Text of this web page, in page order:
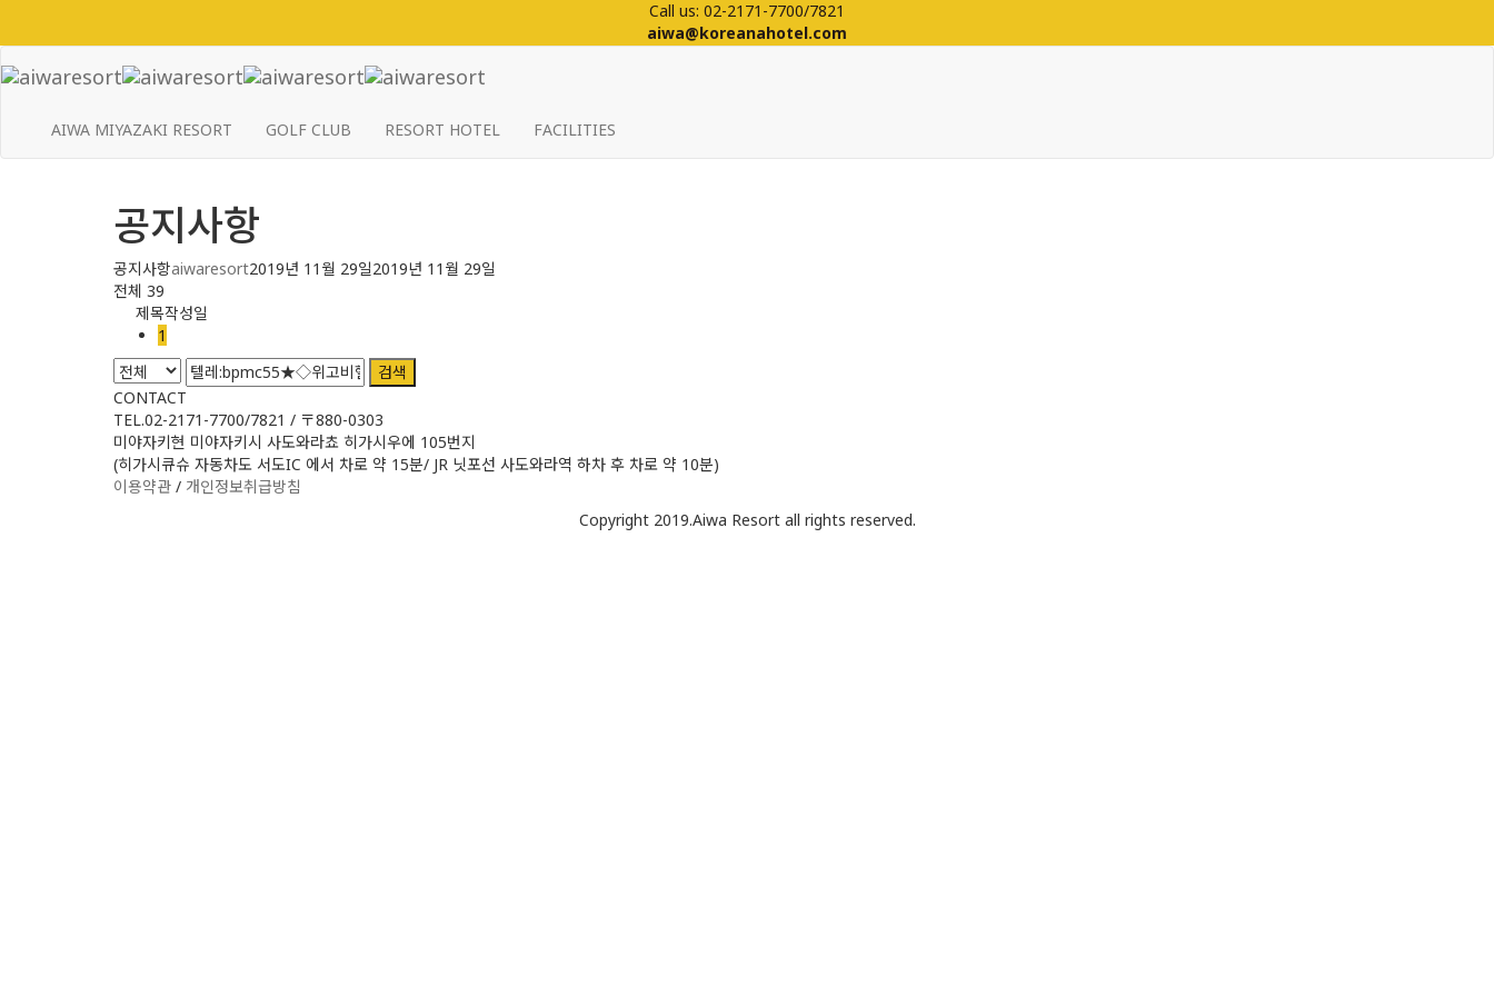
Call us: 02-2171-7700/7821
aiwa@koreanahotel.com
AIWA MIYAZAKI RESORT GOLF CLUB RESORT HOTEL FACILITIES
공지사항
공지사항aiwaresort2019년 11월 29일2019년 11월 29일
전체 39
제목작성일
1
검색
CONTACT
TEL.02-2171-7700/7821 / 〒880-0303
미야자키현 미야자키시 사도와라쵸 히가시우에 105번지
(히가시큐슈 자동차도 서도IC 에서 차로 약 15분/ JR 닛포선 사도와라역 하차 후 차로 약 10분)
이용약관 / 개인정보취급방침
Copyright 2019.Aiwa Resort all rights reserved.